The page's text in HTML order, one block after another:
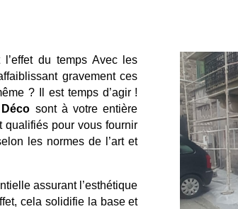
du temps Avec les
gravement ces
? Il est temps d’agir !
sont à votre entière
pour vous fournir
les normes de l’art et
assurant l’esthétique
cela solidifie la base et